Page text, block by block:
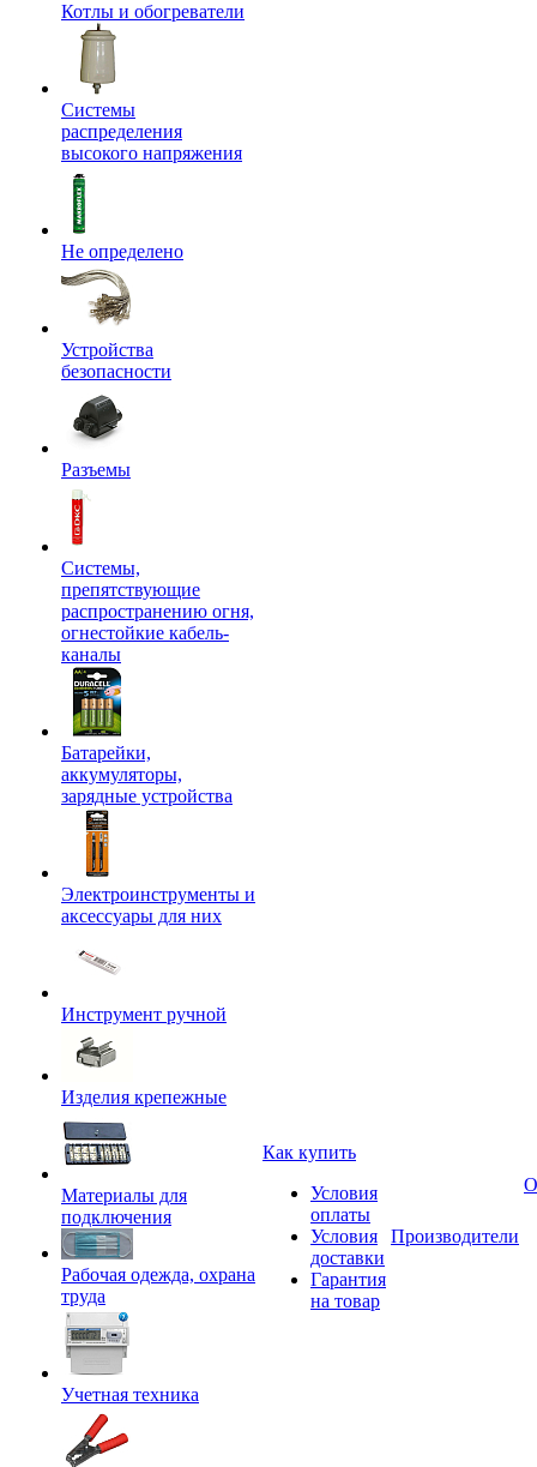
Котлы и обогреватели
Системы
распределения
высокого напряжения
Не определено
Устройства
безопасности
Разъемы
Системы,
препятствующие
распространению огня,
огнестойкие кабель-
каналы
Батарейки,
аккумуляторы,
зарядные устройства
Электроинструменты и
аксессуары для них
Инструмент ручной
Изделия крепежные
Материалы для
подключения
Рабочая одежда, охрана
труда
Учетная техника
Как купить
Условия
оплаты
Условия
доставки
Гарантия
на товар
Производители